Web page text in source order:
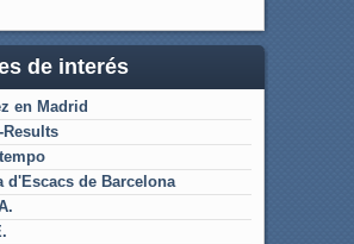
de interés
en Madrid
Results
d'Escacs de Barcelona